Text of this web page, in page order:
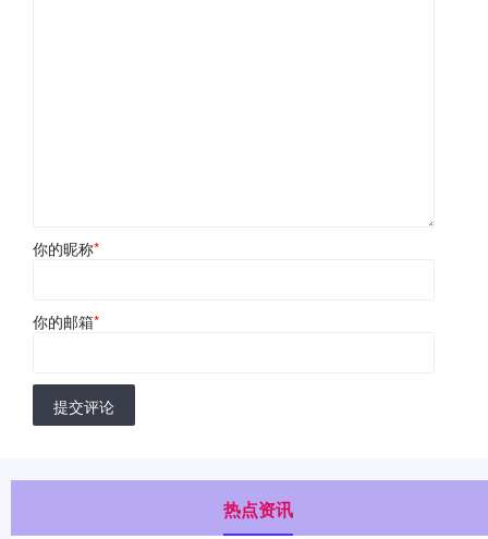
你的昵称*
你的邮箱*
提交评论
热点资讯